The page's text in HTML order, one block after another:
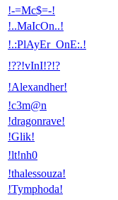
!-=Mc$=-!
!..MaIcOn..!
!.:PlAyEr_OnE:.!
!??!vInI!?!?
!Alexandher!
!c3m@n
!dragonrave!
!Glik!
!lt!nh0
!thalessouza!
!Tymphoda!